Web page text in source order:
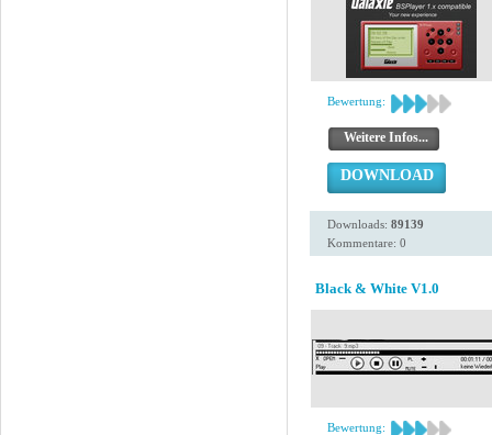
Bewertung:
Weitere Infos...
DOWNLOAD
Downloads: 89139
Kommentare: 0
Black & White V1.0
Bewertung: